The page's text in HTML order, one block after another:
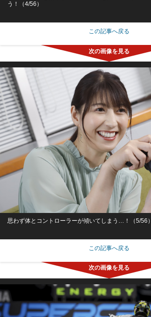
う！（4/56）
この記事へ戻る
思わず体とコントローラーが傾いてしまう…！（5/56）
この記事へ戻る